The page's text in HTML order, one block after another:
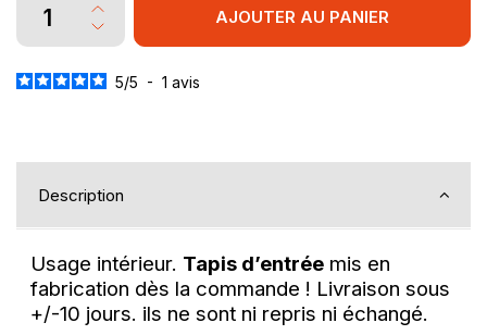
AJOUTER AU PANIER
5/5 - 1 avis
Description
Usage intérieur. Tapis d’entrée mis en
fabrication dès la commande ! Livraison sous
+/-10 jours. ils ne sont ni repris ni échangé.